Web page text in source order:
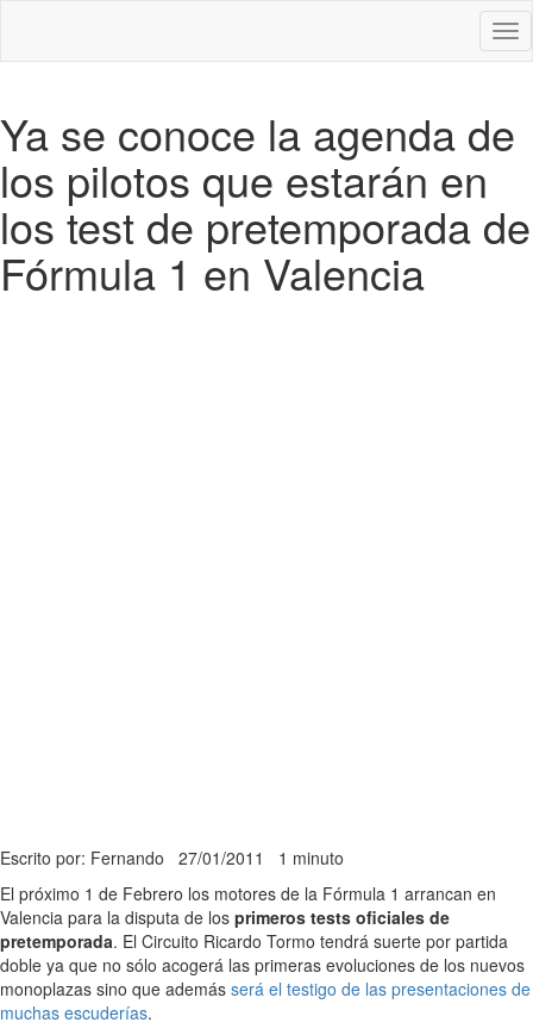
Ya se conoce la agenda de
los pilotos que estarán en
los test de pretemporada de
Fórmula 1 en Valencia
Escrito por: Fernando 27/01/2011 1 minuto
El próximo 1 de Febrero los motores de la Fórmula 1 arrancan en
Valencia para la disputa de los primeros tests oficiales de
pretemporada. El Circuito Ricardo Tormo tendrá suerte por partida
doble ya que no sólo acogerá las primeras evoluciones de los nuevos
monoplazas sino que además será el testigo de las presentaciones de
muchas escuderías.